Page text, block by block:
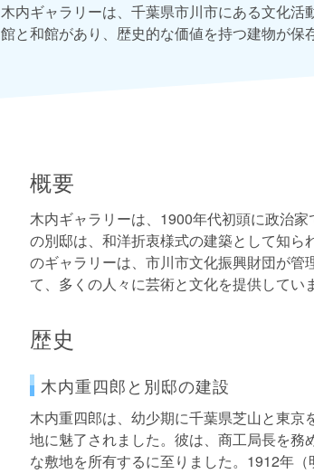
木内ギャラリーは、千葉県市川市にある文化
館と和館があり、歴史的な価値を持つ建物が保
概要
木内ギャラリーは、1900年代初頭に政治
の別邸は、和洋折衷様式の建築として知ら
のギャラリーは、市川市文化振興財団が
て、多くの人々に芸術と文化を提供してい
歴史
木内重四郎と別邸の建設
木内重四郎は、幼少期に千葉県芝山と東
地に魅了されました。彼は、商工局長を
な敷地を所有するに至りました。1912年